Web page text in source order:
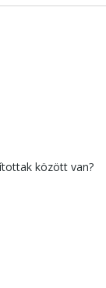
között van?